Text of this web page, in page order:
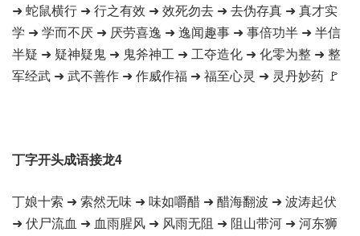
➜ 蛇鼠横行 ➜ 行之有效 ➜ 效死勿去 ➜ 去伪存真 ➜ 真才实
学 ➜ 学而不厌 ➜ 厌劳喜逸 ➜ 逸闻趣事 ➜ 事倍功半 ➜ 半信
半疑 ➜ 疑神疑鬼 ➜ 鬼斧神工 ➜ 工夺造化 ➜ 化零为整 ➜ 整
军经武 ➜ 武不善作 ➜ 作威作福 ➜ 福至心灵 ➜ 灵丹妙药 🚩
丁字开头成语接龙4
丁娘十索 ➜ 索然无味 ➜ 味如嚼醋 ➜ 醋海翻波 ➜ 波涛起伏
➜ 伏尸流血 ➜ 血雨腥风 ➜ 风雨无阻 ➜ 阻山带河 ➜ 河东狮